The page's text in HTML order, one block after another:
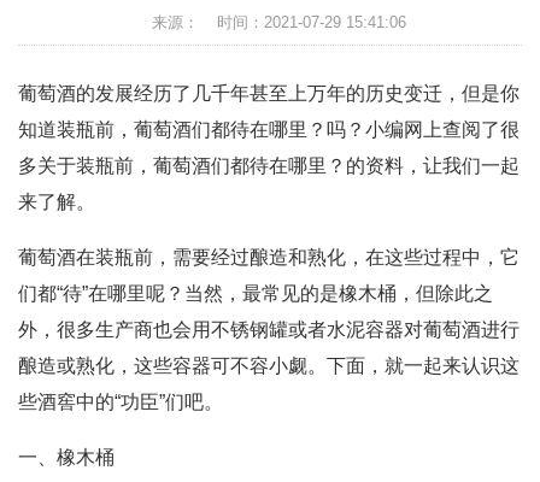
来源： 时间：2021-07-29 15:41:06
葡萄酒的发展经历了几千年甚至上万年的历史变迁，但是你
知道装瓶前，葡萄酒们都待在哪里？吗？小编网上查阅了很
多关于装瓶前，葡萄酒们都待在哪里？的资料，让我们一起
来了解。
葡萄酒在装瓶前，需要经过酿造和熟化，在这些过程中，它
们都“待”在哪里呢？当然，最常见的是橡木桶，但除此之
外，很多生产商也会用不锈钢罐或者水泥容器对葡萄酒进行
酿造或熟化，这些容器可不容小觑。下面，就一起来认识这
些酒窖中的“功臣”们吧。
一、橡木桶